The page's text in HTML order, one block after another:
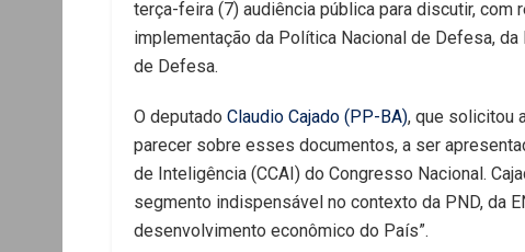
terça-feira (7) audiência pública para discutir,
implementação da Política Nacional de Defesa,
de Defesa.
O deputado Claudio Cajado (PP-BA), que solicitou
parecer sobre esses documentos, a ser
de Inteligência (CCAI) do Congresso Nacional.
segmento indispensável no contexto da PND, da
desenvolvimento econômico do País”.